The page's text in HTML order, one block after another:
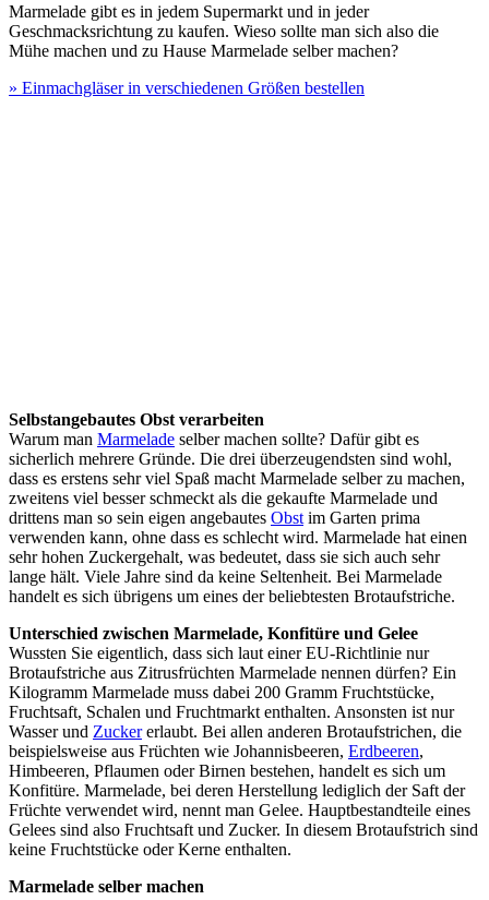
Marmelade gibt es in jedem Supermarkt und in jeder
Geschmacksrichtung zu kaufen. Wieso sollte man sich also die
Mühe machen und zu Hause Marmelade selber machen?
» Einmachgläser in verschiedenen Größen bestellen
Selbstangebautes Obst verarbeiten
Warum man Marmelade selber machen sollte? Dafür gibt es
sicherlich mehrere Gründe. Die drei überzeugendsten sind wohl,
dass es erstens sehr viel Spaß macht Marmelade selber zu machen,
zweitens viel besser schmeckt als die gekaufte Marmelade und
drittens man so sein eigen angebautes Obst im Garten prima
verwenden kann, ohne dass es schlecht wird. Marmelade hat einen
sehr hohen Zuckergehalt, was bedeutet, dass sie sich auch sehr
lange hält. Viele Jahre sind da keine Seltenheit. Bei Marmelade
handelt es sich übrigens um eines der beliebtesten Brotaufstriche.
Unterschied zwischen Marmelade, Konfitüre und Gelee
Wussten Sie eigentlich, dass sich laut einer EU-Richtlinie nur
Brotaufstriche aus Zitrusfrüchten Marmelade nennen dürfen? Ein
Kilogramm Marmelade muss dabei 200 Gramm Fruchtstücke,
Fruchtsaft, Schalen und Fruchtmarkt enthalten. Ansonsten ist nur
Wasser und Zuckererlaubt. Bei allen anderen Brotaufstrichen, die
beispielsweise aus Früchten wie Johannisbeeren, Erdbeeren,
Himbeeren, Pflaumen oder Birnen bestehen, handelt es sich um
Konfitüre. Marmelade, bei deren Herstellung lediglich der Saft der
Früchte verwendet wird, nennt man Gelee. Hauptbestandteile eines
Gelees sind also Fruchtsaft und Zucker. In diesem Brotaufstrich sind
keine Fruchtstücke oder Kerne enthalten.
Marmelade selber machen